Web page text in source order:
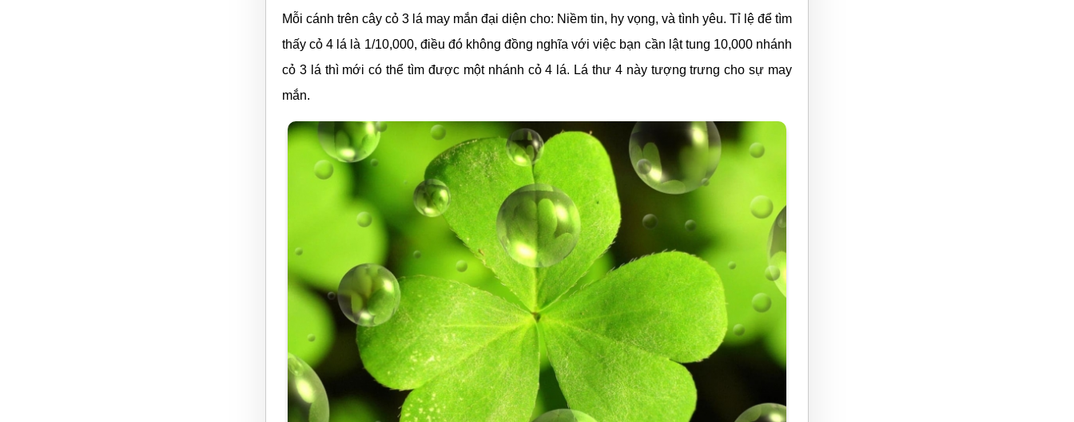
Mỗi cánh trên cây cỏ 3 lá may mắn đại diện cho: Niềm tin, hy vọng, và tình yêu. Tỉ lệ để tìm
thấy cỏ 4 lá là 1/10,000, điều đó không đồng nghĩa với việc bạn cần lật tung 10,000 nhánh
cỏ 3 lá thì mới có thể tìm được một nhánh cỏ 4 lá. Lá thư 4 này tượng trưng cho sự may
mắn.